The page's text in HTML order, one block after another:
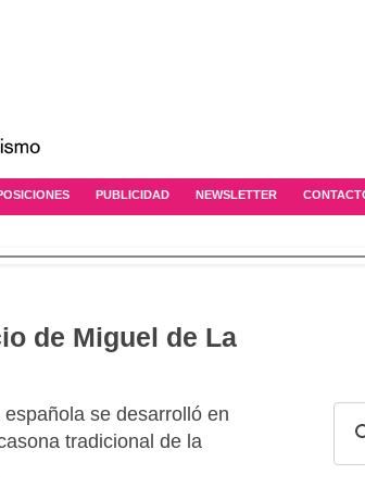
PUBLICIDAD NEWSLETTER
de Miguel de La
se desarrolló en
tradicional de la